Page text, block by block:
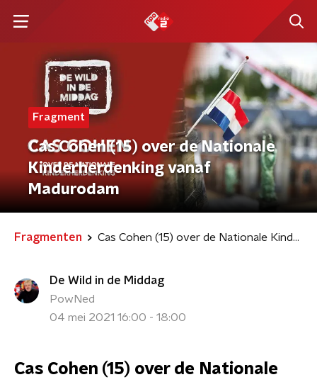
Fragment
Cas Cohen (15) over de Nationale
Kinderherdenking vanaf
Madurodam
Fragmenten Cas Cohen (15) over de Nationale Kinderherdenking vanaf Madurodam
De Wild in de Middag
PowNed
04 mei 2021 16:00 - 18:00
Cas Cohen (15) over de Nationale